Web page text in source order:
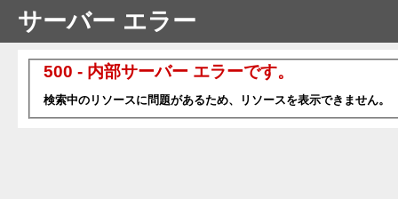
サーバー エラー
500 - 内部サーバー エラーです。
検索中のリソースに問題があるため、リソースを表示できません。